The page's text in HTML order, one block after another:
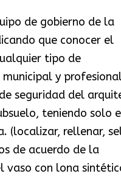
de gobierno de la
que conocer el
tipo de
y
seguridad del
teniendo solo
(localizar, rellenar,
de acuerdo de la
vaso con lona